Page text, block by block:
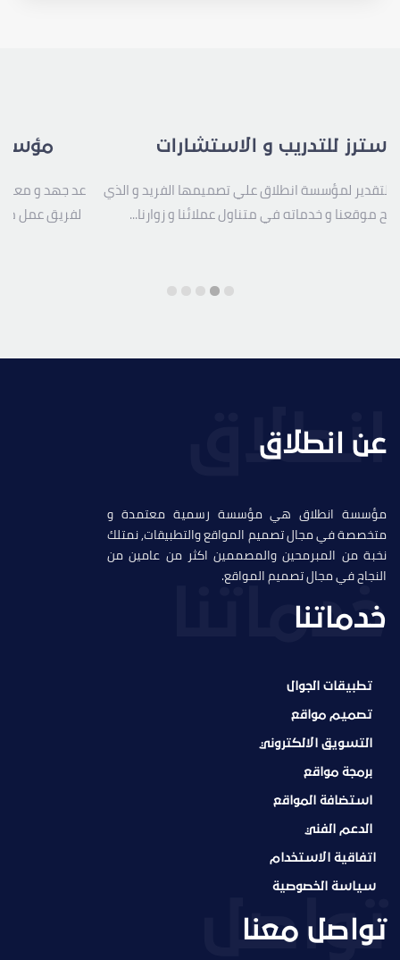
مؤسسة رال للتدريب و الاستشارات
عد جهد و معاناة مع العديد من المصممين نتقدم بالشكر و العرفان
لفريق عمل مؤسسة انطلاق على مجهودهم الرائع في تصميم...
عن انطلاق
مؤسسة انطلاق هي مؤسسة رسمية معتمدة و
متخصصة في مجال تصميم المواقع والتطبيقات, نمتلك
نخبة من المبرمحين والمصممين اكثر من عامين من
النجاح في مجال تصميم المواقع.
خدماتنا
تطبيقات الجوال
تصميم مواقع
التسويق الالكتروني
برمجة مواقع
استضافة المواقع
الدعم الفني
اتفاقية الاستخدام
سياسة الخصوصية
تواصل معنا